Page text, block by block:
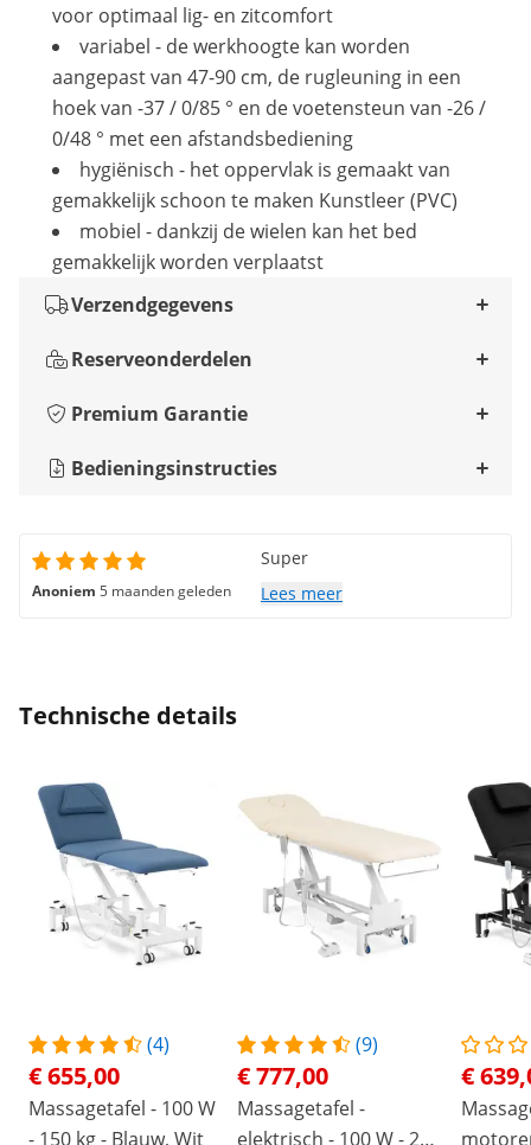
voor optimaal lig- en zitcomfort
variabel - de werkhoogte kan worden
aangepast van 47-90 cm, de rugleuning in een
hoek van -37 / 0/85 ° en de voetensteun van -26 /
0/48 ° met een afstandsbediening
hygiënisch - het oppervlak is gemaakt van
gemakkelijk schoon te maken Kunstleer (PVC)
mobiel - dankzij de wielen kan het bed
gemakkelijk worden verplaatst
Verzendgegevens
Reserveonderdelen
Premium Garantie
Bedieningsinstructies
Anoniem 5 maanden geleden
Super
Lees meer
Technische details
(4)
€ 655,00
Massagetafel - 100 W
- 150 kg - Blauw, Wit
(9)
€ 777,00
Massagetafel -
elektrisch - 100 W - 200
€